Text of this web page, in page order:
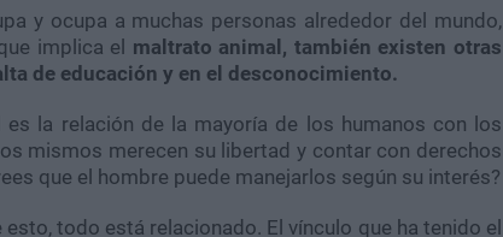
y ocupa a muchas personas alrededor del mundo,
implica el maltrato animal, también existen otras
de educación y en el desconocimiento.
la relación de la mayoría de los humanos con los
mismos merecen su libertad y contar con derechos
que el hombre puede manejarlos según su interés?
todo está relacionado. El vínculo que ha tenido el